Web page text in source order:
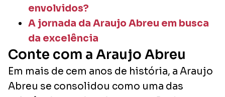
envolvidos?
A jornada da Araujo Abreu em busca
da excelência
Conte com a Araujo Abreu
Em mais de cem anos de história, a Araujo
Abreu se consolidou como uma das